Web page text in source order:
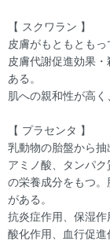
【 スクワラン 】
皮膚がもともともっ
皮膚代謝促進効果
ある。
肌への親和性が高く
【 プラセンタ 】
乳動物の胎盤から抽
アミノ酸、タンパ
の栄養成分をもつ
がある。
抗炎症作用、保湿
酸化作用、血行促進